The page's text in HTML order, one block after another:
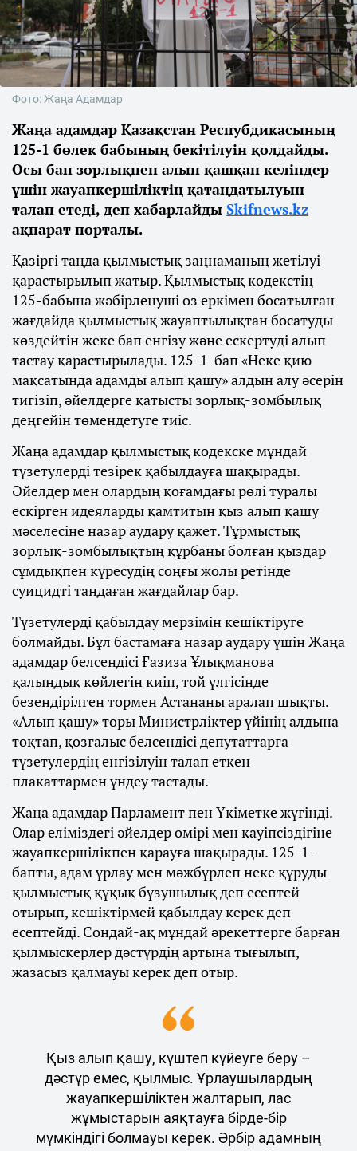
Фото: Жаңа Адамдар
Жаңа адамдар Қазақстан Респубдикасының
125-1 бөлек бабының бекітілуін қолдайды.
Осы бап зорлықпен алып қашқан келіндер
үшін жауапкершіліктің қатаңдатылуын
талап етеді, деп хабарлайды Skifnews.kz
ақпарат порталы.
Қазіргі таңда қылмыстық заңнаманың жетілуі
қарастырылып жатыр. Қылмыстық кодекстің
125-бабына жәбірленуші өз еркімен босатылған
жағдайда қылмыстық жауаптылықтан босатуды
көздейтін жеке бап енгізу және ескертуді алып
тастау қарастырылады. 125-1-бап «Неке қию
мақсатында адамды алып қашу» алдын алу әсерін
тигізіп, әйелдерге қатысты зорлық-зомбылық
деңгейін төмендетуге тиіс.
Жаңа адамдар қылмыстық кодекске мұндай
түзетулерді тезірек қабылдауға шақырады.
Әйелдер мен олардың қоғамдағы рөлі туралы
ескірген идеяларды қамтитын қыз алып қашу
мәселесіне назар аудару қажет. Тұрмыстық
зорлық-зомбылықтың құрбаны болған қыздар
сұмдықпен күресудің соңғы жолы ретінде
суицидті таңдаған жағдайлар бар.
Түзетулерді қабылдау мерзімін кешіктіруге
болмайды. Бұл бастамаға назар аудару үшін Жаңа
адамдар белсендісі Ғазиза Ұлықманова
қалыңдық көйлегін киіп, той үлгісінде
безендірілген тормен Астананы аралап шықты.
«Алып қашу» торы Министрліктер үйінің алдына
тоқтап, қозғалыс белсендісі депутаттарға
түзетулердің енгізілуін талап еткен
плакаттармен үндеу тастады.
Жаңа адамдар Парламент пен Үкіметке жүгінді.
Олар еліміздегі әйелдер өмірі мен қауіпсіздігіне
жауапкершілікпен қарауға шақырады. 125-1-
бапты, адам ұрлау мен мәжбүрлеп неке құруды
қылмыстық құқық бұзушылық деп есептей
отырып, кешіктірмей қабылдау керек деп
есептейді. Сондай-ақ мұндай әрекеттерге барған
қылмыскерлер дәстүрдің артына тығылып,
жазасыз қалмауы керек деп отыр.
Қыз алып қашу, күштеп күйеуге беру –
дәстүр емес, қылмыс. Ұрлаушылардың
жауапкершіліктен жалтарып, лас
жұмыстарын аяқтауға бірде-бір
мүмкіндігі болмауы керек. Әрбір адамның